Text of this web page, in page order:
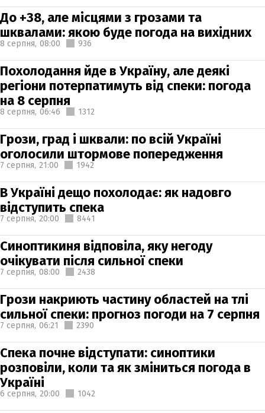
До +38, але місцями з грозами та
шквалами: якою буде погода на вихідних
8 серпня, 08:00 936
Похолодання йде в Україну, але деякі
регіони потерпатимуть від спеки: погода
на 8 серпня
8 серпня, 06:46 1312
Грози, град і шквали: по всій Україні
оголосили штормове попередження
7 серпня, 21:00 1942
В Україні дещо похолодає: як надовго
відступить спека
7 серпня, 20:00 8441
Синоптикиня відповіла, яку негоду
очікувати після сильної спеки
7 серпня, 08:00 2438
Грози накриють частину областей на тлі
сильної спеки: прогноз погоди на 7 серпня
7 серпня, 06:21 2390
Спека почне відступати: синоптики
розповіли, коли та як зміниться погода в
Україні
6 серпня, 20:00 1042